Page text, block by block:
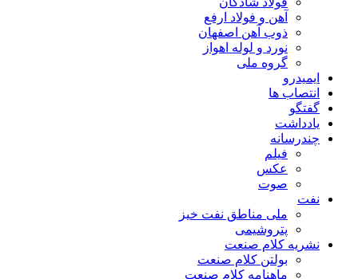
آهن و فولاد ارفع
ذوب آهن اصفهان
نورد و لوله اهواز
گروه ملی
ایمیدرو
انتصاب ها
گفتگو
یادداشت
چندرسانه
فیلم
عکس
صوت
نفت
ملی مناطق نفت خیز
پتروشیمی
نشریه کلام صنعت
بولتن کلام صنعت
ماهنامه کلام صنعت